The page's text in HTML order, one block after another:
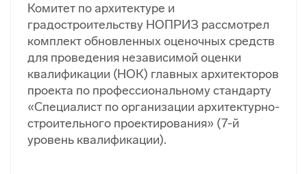
Комитет по архитектуре и
градостроительству НОПРИЗ рассмотрел
комплект обновленных оценочных средств
для проведения независимой оценки
квалификации (НОК) главных архитекторов
проекта по профессиональному стандарту
«Специалист по организации архитектурно-
строительного проектирования» (7-й
уровень квалификации).